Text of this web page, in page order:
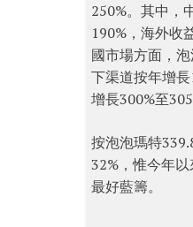
250%。其中，
190%，海外收
國市場方面，
下渠道按年增
增長300%至
按泡泡瑪特
32%，惟今年
最好藍籌。